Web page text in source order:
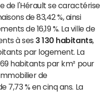
de l'Hérault se caractérise
de 83,42 %, ainsi
de 16,19 %. La ville de
à ses 3 130 habitants,
par logement. La
habitants par km² pour
de
7,73 % en cinq ans. La